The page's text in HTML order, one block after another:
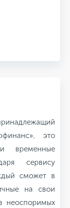
это
временные
сервису
сможет в
на свои
неоспоримых